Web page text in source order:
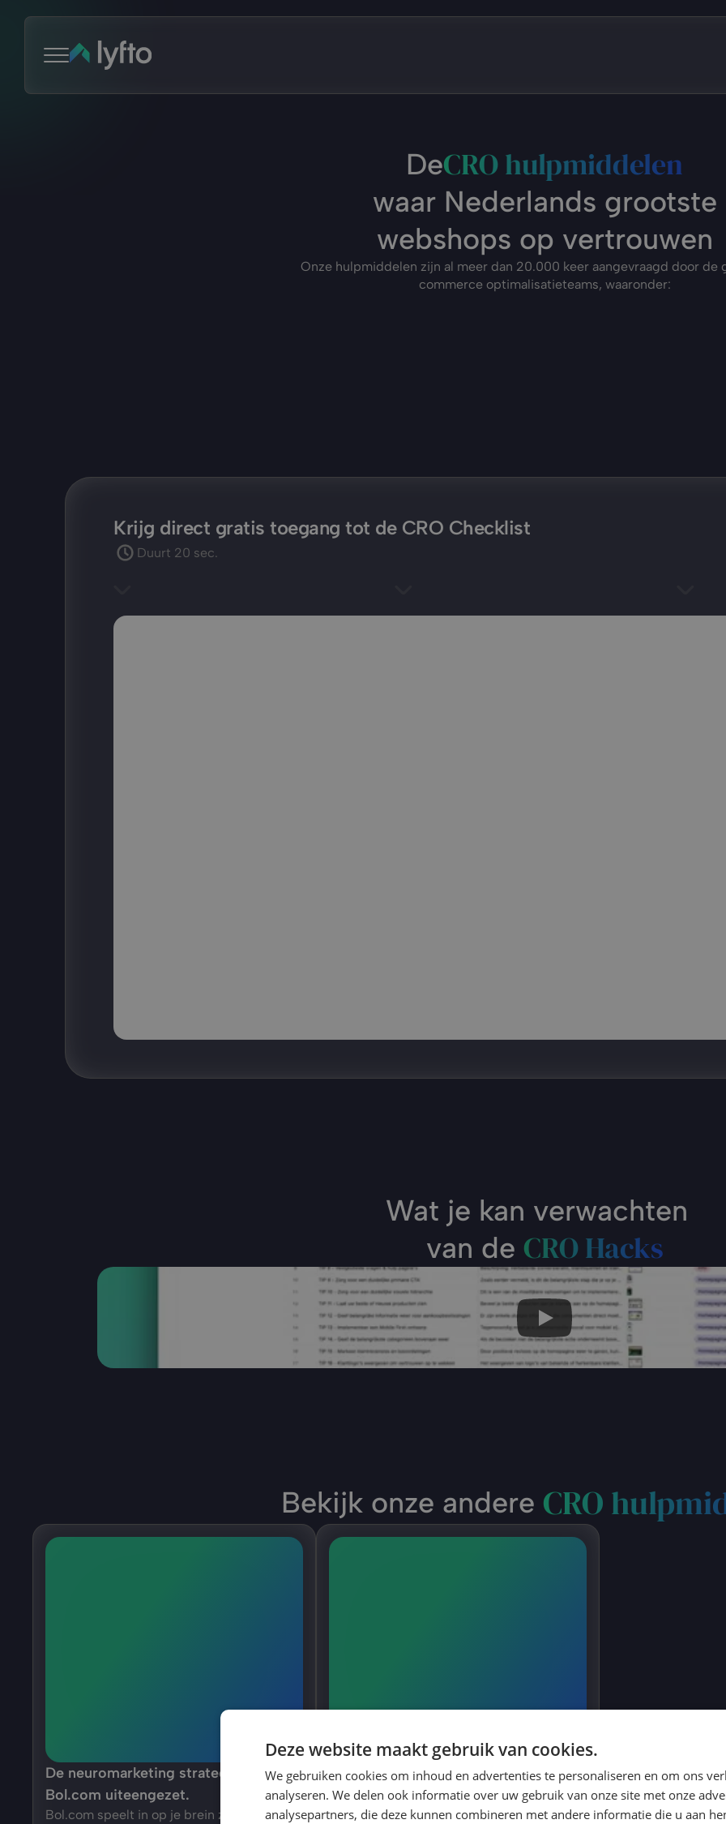
DeCRO hulpmiddelen
waar Nederlands grootste
webshops op vertrouwen
Onze hulpmiddelen zijn al meer dan 20.000 keer aangevraagd door de
commerce optimalisatieteams, waaronder:
Krijg direct gratis toegang tot de CRO Checklist
Duurt 20 sec.
Wat je kan verwachten
van de CRO Hacks
Bekijk onze andere CRO
De neuromarketing strategie van
Bol.com uiteengezet.
Bol.com speelt in op je brein zonder dat je
Dit zijn de 7 beste landingspagina's
van webshops.
In dit Figma-bestand vind je 7 high-
Deze website maakt gebruik van cookies.
We gebruiken cookies om inhoud en advertenties te personaliseren en om ons
analyseren. We delen ook informatie over uw gebruik van onze site met onze
analysepartners, die deze kunnen combineren met andere informatie die u aan